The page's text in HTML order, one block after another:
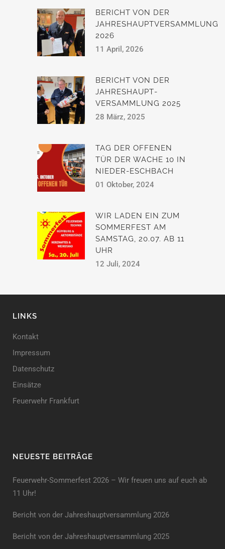
BERICHT VON DER
JAHRESHAUPTVERSAMMLUNG
2026
11 April, 2026
BERICHT VON DER
JAHRESHAUPT­
VERSAMMLUNG 2025
28 März, 2025
TAG DER OFFENEN
TÜR DER WACHE 10 IN
NIEDER-ESCHBACH
01 Oktober, 2024
WIR LADEN EIN ZUM
SOMMERFEST AM
SAMSTAG, 20.07. AB 11
UHR
12 Juli, 2024
LINKS
Kontakt
Impressum
Datenschutz
Einsätze
Feuerwehr Frankfurt
NEUESTE BEITRÄGE
Feuerwehr-Sommerfest 2026 – Wir freuen uns auf euch ab
11 Uhr!
Bericht von der Jahreshauptversammlung 2026
Bericht von der Jahreshaupt­versammlung 2025